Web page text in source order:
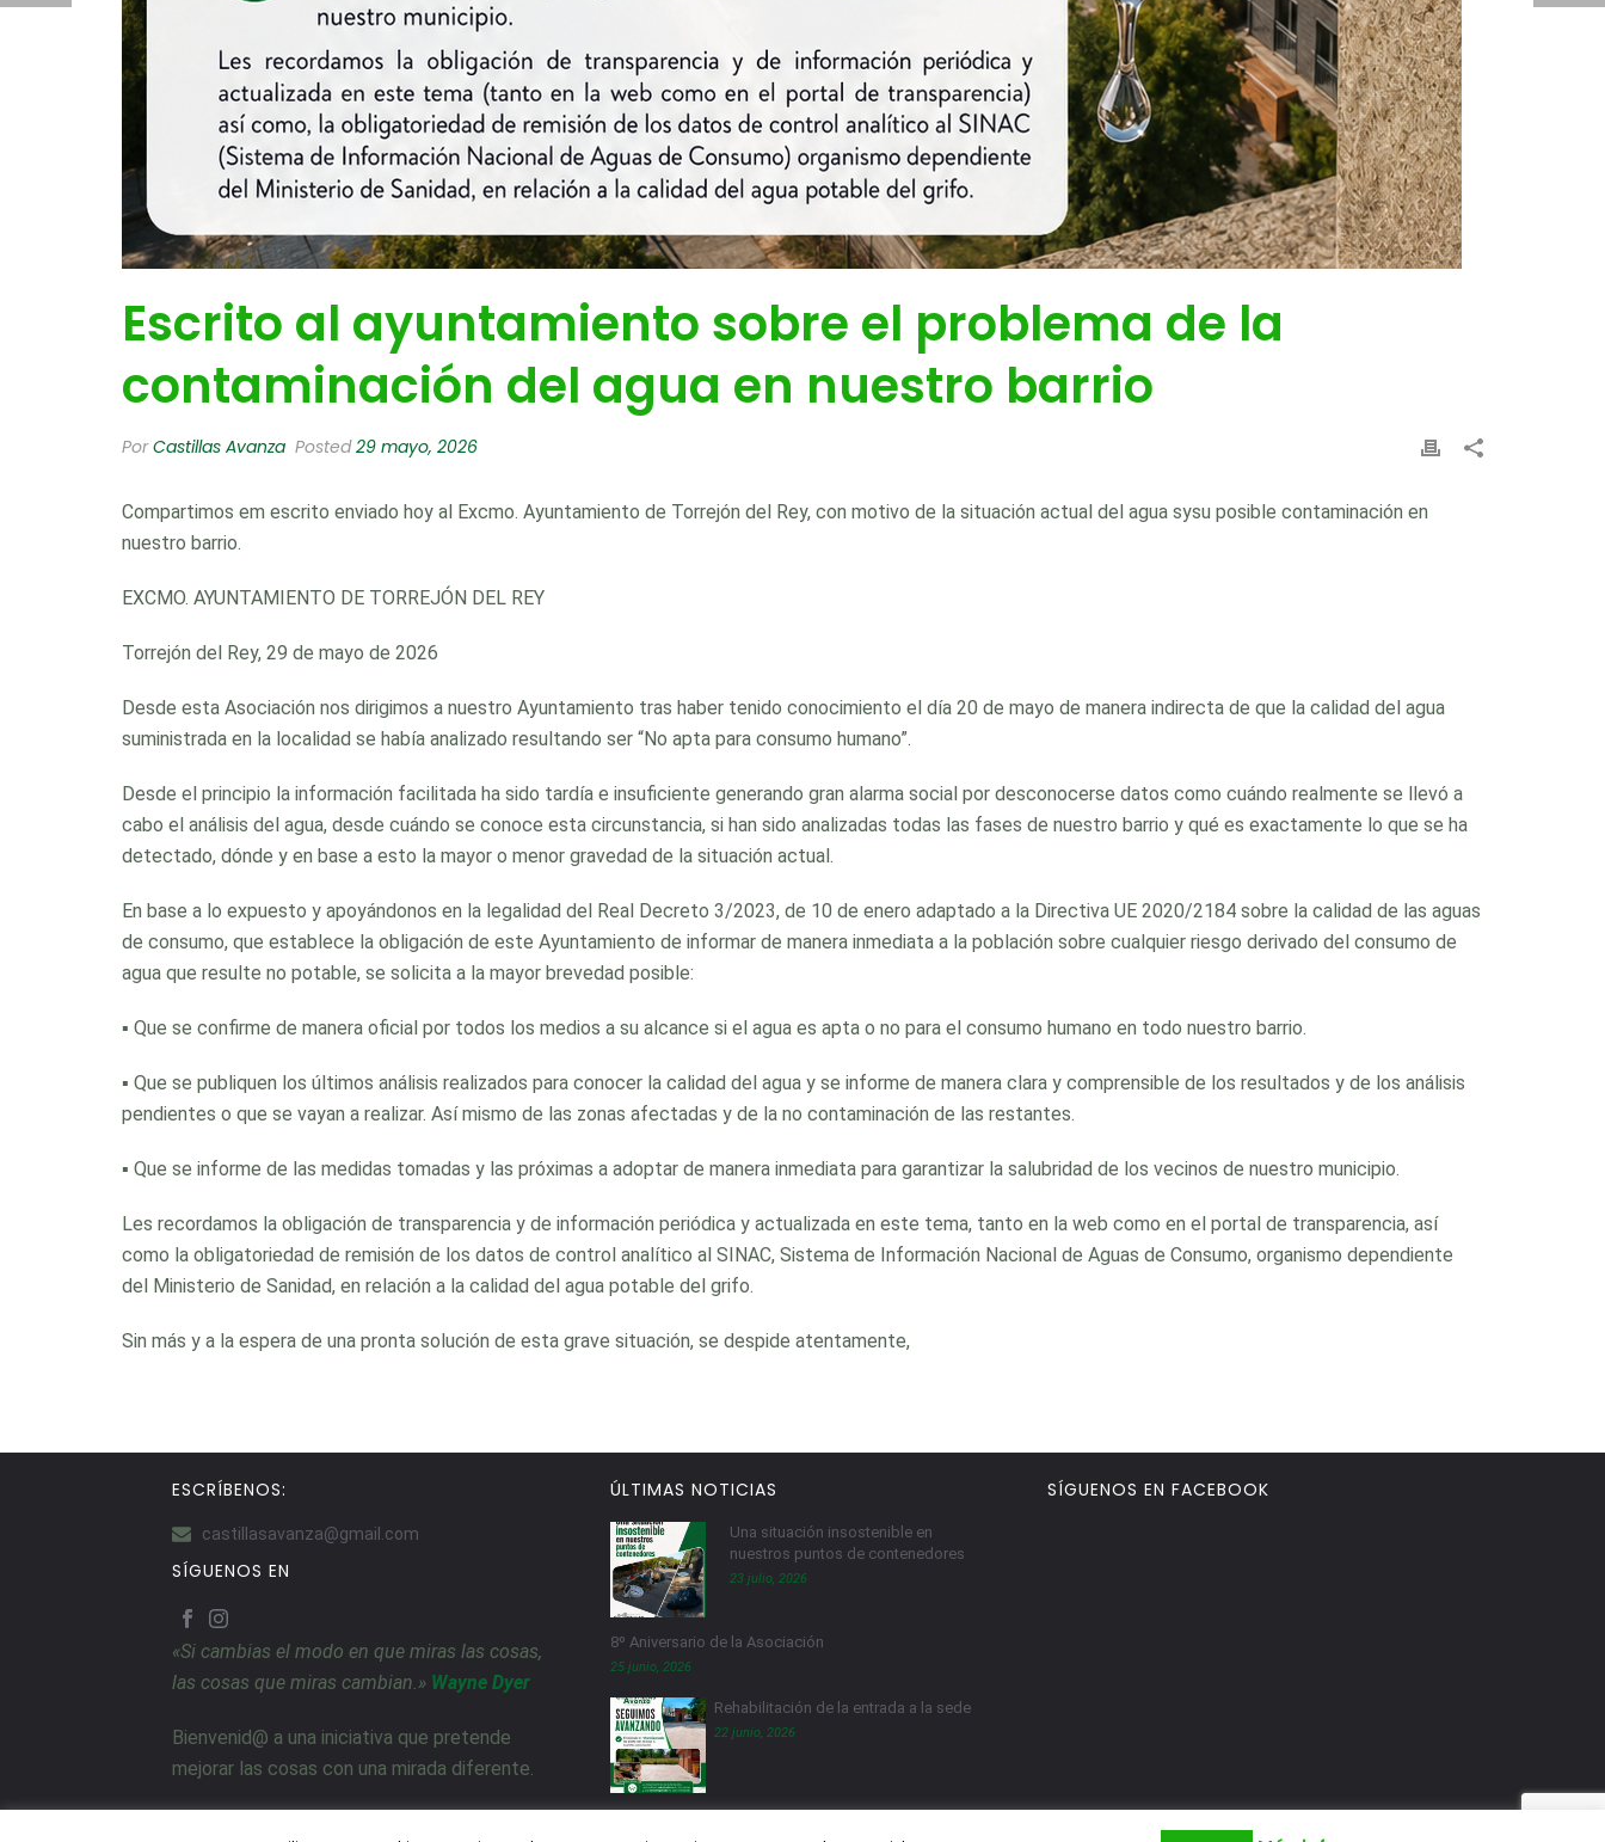
Escrito al ayuntamiento sobre el problema de la
contaminación del agua en nuestro barrio
PorCastillas Avanza Posted29 mayo, 2026
Compartimos em escrito enviado hoy al Excmo. Ayuntamiento de Torrejón del Rey, con motivo de la situación actual del agua sysu posible contaminación en
nuestro barrio.
EXCMO. AYUNTAMIENTO DE TORREJÓN DEL REY
Torrejón del Rey, 29 de mayo de 2026
Desde esta Asociación nos dirigimos a nuestro Ayuntamiento tras haber tenido conocimiento el día 20 de mayo de manera indirecta de que la calidad del agua
suministrada en la localidad se había analizado resultando ser “No apta para consumo humano”.
Desde el principio la información facilitada ha sido tardía e insuficiente generando gran alarma social por desconocerse datos como cuándo realmente se llevó a
cabo el análisis del agua, desde cuándo se conoce esta circunstancia, si han sido analizadas todas las fases de nuestro barrio y qué es exactamente lo que se ha
detectado, dónde y en base a esto la mayor o menor gravedad de la situación actual.
En base a lo expuesto y apoyándonos en la legalidad del Real Decreto 3/2023, de 10 de enero adaptado a la Directiva UE 2020/2184 sobre la calidad de las aguas
de consumo, que establece la obligación de este Ayuntamiento de informar de manera inmediata a la población sobre cualquier riesgo derivado del consumo de
agua que resulte no potable, se solicita a la mayor brevedad posible:
▪ Que se confirme de manera oficial por todos los medios a su alcance si el agua es apta o no para el consumo humano en todo nuestro barrio.
▪ Que se publiquen los últimos análisis realizados para conocer la calidad del agua y se informe de manera clara y comprensible de los resultados y de los análisis
pendientes o que se vayan a realizar. Así mismo de las zonas afectadas y de la no contaminación de las restantes.
▪ Que se informe de las medidas tomadas y las próximas a adoptar de manera inmediata para garantizar la salubridad de los vecinos de nuestro municipio.
Les recordamos la obligación de transparencia y de información periódica y actualizada en este tema, tanto en la web como en el portal de transparencia, así
como la obligatoriedad de remisión de los datos de control analítico al SINAC, Sistema de Información Nacional de Aguas de Consumo, organismo dependiente
del Ministerio de Sanidad, en relación a la calidad del agua potable del grifo.
Sin más y a la espera de una pronta solución de esta grave situación, se despide atentamente,
ESCRÍBENOS:
castillasavanza@gmail.com
SÍGUENOS EN
«Si cambias el modo en que miras las cosas,
las cosas que miras cambian.» Wayne Dyer
Bienvenid@ a una iniciativa que pretende
mejorar las cosas con una mirada diferente.
ÚLTIMAS NOTICIAS
Una situación insostenible en
nuestros puntos de contenedores
23 julio, 2026
8º Aniversario de la Asociación
25 junio, 2026
Rehabilitación de la entrada a la sede
22 junio, 2026
SÍGUENOS EN FACEBOOK